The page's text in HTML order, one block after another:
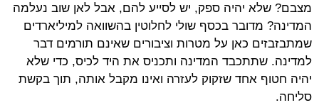
מצבם? שלא יהיה ספק, יש לסייע להם, אבל לאן שוב נעלמה
המדינה? מדובר בכסף שולי לחלוטין בהשוואה למיליארדים
שמתבזבזים כאן על מטרות וציבורים שאינם תורמים דבר
למדינה. שתתכבד המדינה ותכניס את היד לכיס, כדי שלא
יהיה חטוף אחד שזקוק לעזרה ואינו מקבל אותה, תוך בקשת
סליחה.